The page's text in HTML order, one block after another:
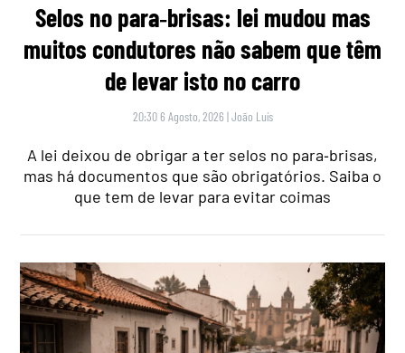
Selos no para‑brisas: lei mudou mas
muitos condutores não sabem que têm
de levar isto no carro
20:30 6 Agosto, 2026 |João Luís
A lei deixou de obrigar a ter selos no para‑brisas,
mas há documentos que são obrigatórios. Saiba o
que tem de levar para evitar coimas